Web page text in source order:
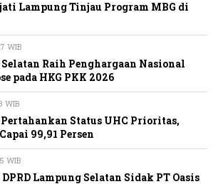
Lampung Tinjau Program MBG di
WIB
Raih Penghargaan Nasional
pada HKG PKK 2026
WIB
Status UHC Prioritas,
99,91 Persen
WIB
Lampung Selatan Sidak PT Oasis